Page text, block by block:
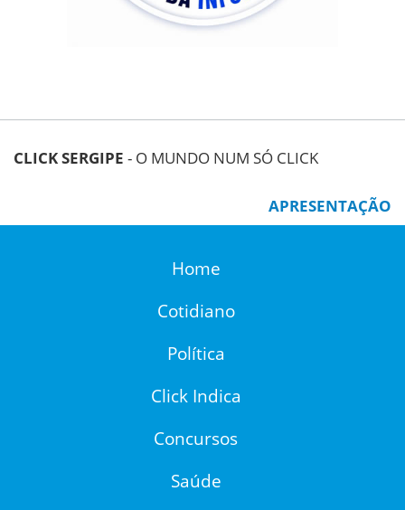
CLICK SERGIPE - O MUNDO NUM SÓ CLICK
APRESENTAÇÃO
Home
Cotidiano
Política
Click Indica
Concursos
Saúde